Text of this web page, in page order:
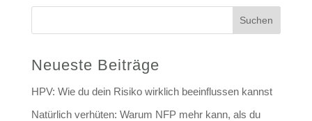
Suchen
Neueste Beiträge
HPV: Wie du dein Risiko wirklich beeinflussen kannst
Natürlich verhüten: Warum NFP mehr kann, als du